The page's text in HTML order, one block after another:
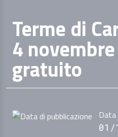
Terme di
4
gratuito
Data
01/